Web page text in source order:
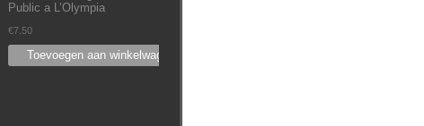
Public a L’Olympia
€7.50
Toevoegen aan winkelwagen